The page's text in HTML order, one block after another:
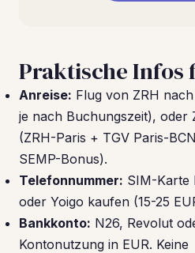
Praktische Infos
Anreise: Flug von ZRH
je nach Buchungszeit), oder
(ZRH-Paris + TGV Paris-
SEMP-Bonus).
Telefonnummer: SIM-Karte
oder Yoigo kaufen (15-25
Bankkonto: N26, Revolut
Kontonutzung in EUR. Keine